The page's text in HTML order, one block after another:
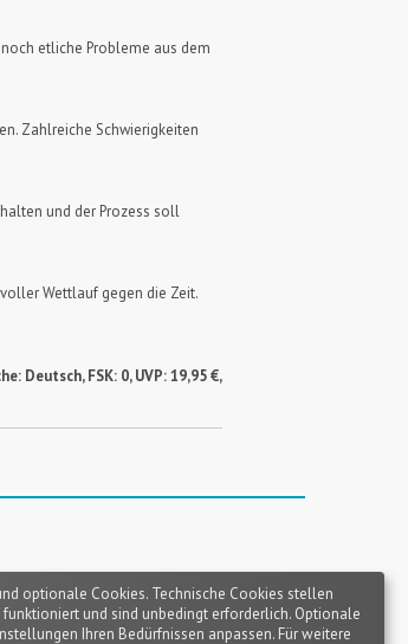
etliche Probleme aus dem
Zahlreiche Schwierigkeiten
und der Prozess soll
Wettlauf gegen die Zeit.
Deutsch, FSK: 0,UVP: 19,95 €,
optionale Cookies. Technische Cookies stellen
funktioniert und sind unbedingt erforderlich. Optionale
Ihren Bedürfnissen anpassen. Für weitere